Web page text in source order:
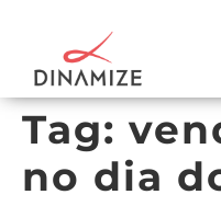
Tag:
no dia